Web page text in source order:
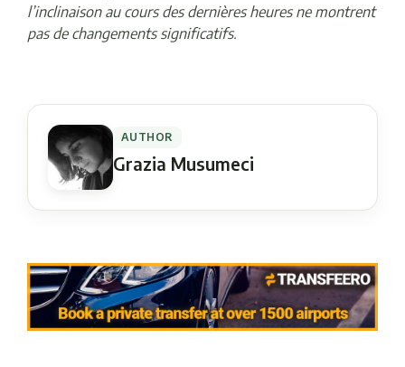
l’inclinaison au cours des dernières heures ne montrent
pas de changements significatifs.
AUTHOR
Grazia Musumeci